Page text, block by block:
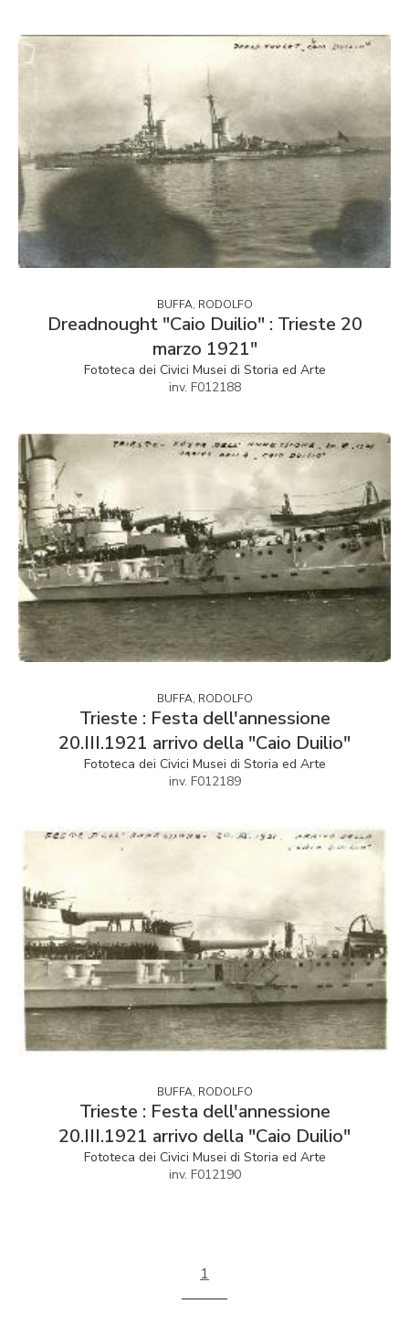
BUFFA, RODOLFO
Dreadnought "Caio Duilio" : Trieste 20
marzo 1921"
Fototeca dei Civici Musei di Storia ed Arte
inv. F012188
BUFFA, RODOLFO
Trieste : Festa dell'annessione
20.III.1921 arrivo della "Caio Duilio"
Fototeca dei Civici Musei di Storia ed Arte
inv. F012189
BUFFA, RODOLFO
Trieste : Festa dell'annessione
20.III.1921 arrivo della "Caio Duilio"
Fototeca dei Civici Musei di Storia ed Arte
inv. F012190
1